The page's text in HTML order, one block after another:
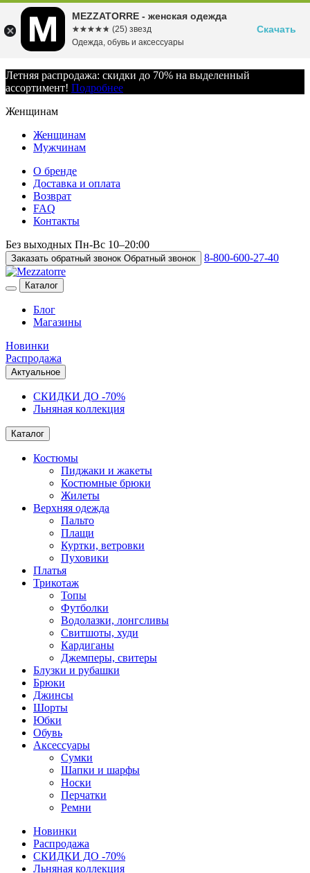
Летняя распродажа: скидки до 70% на выделенный
ассортимент! Подробнее
Женщинам
Женщинам
Мужчинам
О бренде
Доставка и оплата
Возврат
FAQ
Контакты
Без выходных Пн-Вс 10–20:00
Заказать обратный звонок Обратный звонок 8-800-600-27-40
Каталог
Блог
Магазины
Новинки
Распродажа
Актуальное
СКИДКИ ДО -70%
Льняная коллекция
Каталог
Костюмы
Пиджаки и жакеты
Костюмные брюки
Жилеты
Верхняя одежда
Пальто
Плащи
Куртки, ветровки
Пуховики
Платья
Трикотаж
Топы
Футболки
Водолазки, лонгсливы
Свитшоты, худи
Кардиганы
Джемперы, свитеры
Блузки и рубашки
Брюки
Джинсы
Шорты
Юбки
Обувь
Аксессуары
Сумки
Шапки и шарфы
Носки
Перчатки
Ремни
Новинки
Распродажа
СКИДКИ ДО -70%
Льняная коллекция
MEZZATORRE - женская одежда
☆☆☆☆☆
★★★★★ (25) звезд
Одежда, обувь и аксессуары
Скачать